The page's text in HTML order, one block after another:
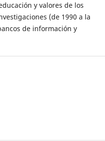
y valores de los
(de 1990 a la
de información y